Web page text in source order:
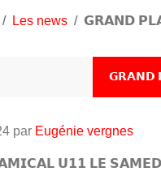
Les news 𝗚𝗥𝗔𝗡𝗗
𝗚𝗥𝗔𝗡𝗗
par Eugénie vergnes
𝗨𝟭𝟭 𝗟𝗘